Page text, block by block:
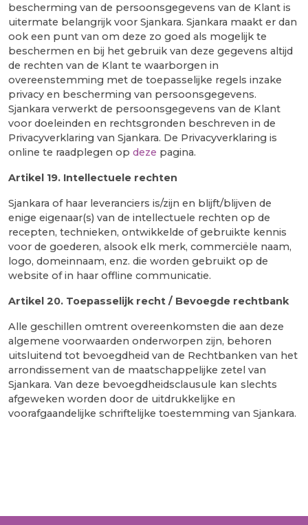
bescherming van de persoonsgegevens van de Klant is
uitermate belangrijk voor Sjankara. Sjankara maakt er dan
ook een punt van om deze zo goed als mogelijk te
beschermen en bij het gebruik van deze gegevens altijd
de rechten van de Klant te waarborgen in
overeenstemming met de toepasselijke regels inzake
privacy en bescherming van persoonsgegevens.
Sjankara verwerkt de persoonsgegevens van de Klant
voor doeleinden en rechtsgronden beschreven in de
Privacyverklaring van Sjankara. De Privacyverklaring is
online te raadplegen op deze pagina.
Artikel 19. Intellectuele rechten
Sjankara of haar leveranciers is/zijn en blijft/blijven de
enige eigenaar(s) van de intellectuele rechten op de
recepten, technieken, ontwikkelde of gebruikte kennis
voor de goederen, alsook elk merk, commerciële naam,
logo, domeinnaam, enz. die worden gebruikt op de
website of in haar offline communicatie.
Artikel 20. Toepasselijk recht / Bevoegde rechtbank
Alle geschillen omtrent overeenkomsten die aan deze
algemene voorwaarden onderworpen zijn, behoren
uitsluitend tot bevoegdheid van de Rechtbanken van het
arrondissement van de maatschappelijke zetel van
Sjankara. Van deze bevoegdheidsclausule kan slechts
afgeweken worden door de uitdrukkelijke en
voorafgaandelijke schriftelijke toestemming van Sjankara.